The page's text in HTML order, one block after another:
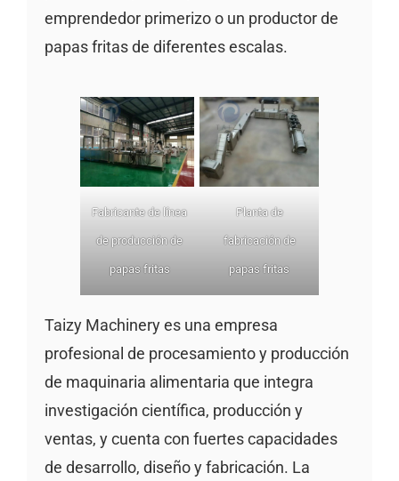
emprendedor primerizo o un productor de
papas fritas de diferentes escalas.
Fabricante de línea
de producción de
papas fritas
Planta de
fabricación de
papas fritas
Taizy Machinery es una empresa
profesional de procesamiento y producción
de maquinaria alimentaria que integra
investigación científica, producción y
ventas, y cuenta con fuertes capacidades
de desarrollo, diseño y fabricación. La